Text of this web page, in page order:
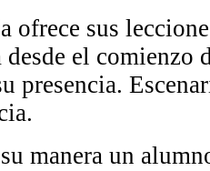
ofrece sus
desde el comienzo
presencia.
manera un